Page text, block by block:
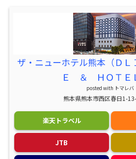
ザ・ニューホテル熊本（Ｄ
Ｅ ＆ ＨＯＴＥ
posted with トマレバ
熊本県熊本市西区春日1-
楽天トラベル
JTB